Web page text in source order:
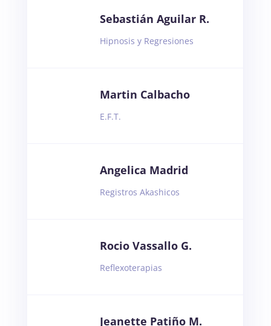
Sebastián Aguilar R.
Hipnosis y Regresiones
Martin Calbacho
E.F.T.
Angelica Madrid
Registros Akashicos
Rocio Vassallo G.
Reflexoterapias
Jeanette Patiño M.